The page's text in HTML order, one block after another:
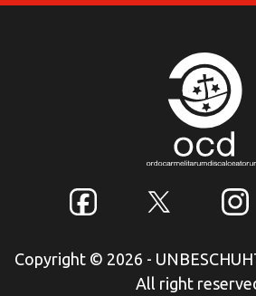
Copyright © 2026 -
All right